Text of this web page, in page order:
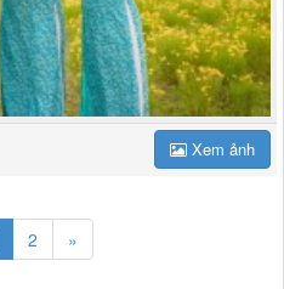
Xem ảnh
2 »